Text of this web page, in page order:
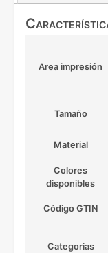
Area impresión
Tamaño
Material
Colores
disponibles
Código GTIN
Categorias